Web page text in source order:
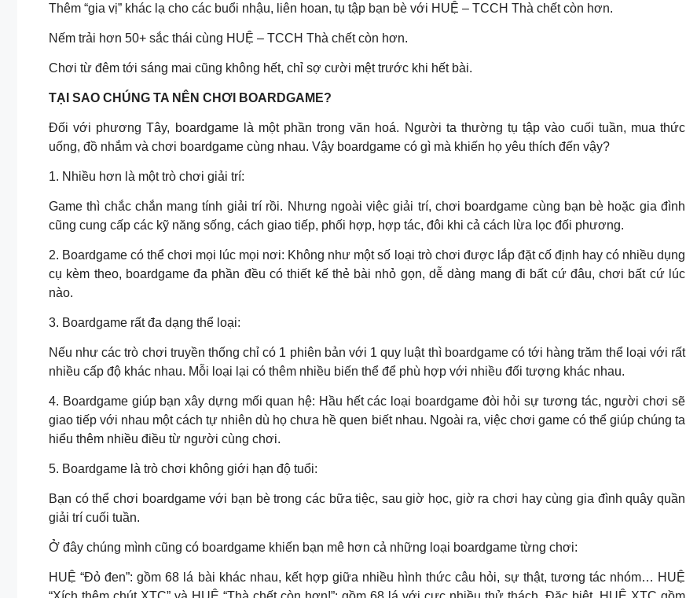
Thêm “gia vị” khác lạ cho các buổi nhậu, liên hoan, tụ tập bạn bè với HUỆ – TCCH Thà chết còn hơn.
Nếm trải hơn 50+ sắc thái cùng HUỆ – TCCH Thà chết còn hơn.
Chơi từ đêm tới sáng mai cũng không hết, chỉ sợ cười mệt trước khi hết bài.
TẠI SAO CHÚNG TA NÊN CHƠI BOARDGAME?
Đối với phương Tây, boardgame là một phần trong văn hoá. Người ta thường tụ tập vào cuối tuần, mua thức
uống, đồ nhắm và chơi boardgame cùng nhau. Vậy boardgame có gì mà khiến họ yêu thích đến vậy?
1. Nhiều hơn là một trò chơi giải trí:
Game thì chắc chắn mang tính giải trí rồi. Nhưng ngoài việc giải trí, chơi boardgame cùng bạn bè hoặc gia đình
cũng cung cấp các kỹ năng sống, cách giao tiếp, phối hợp, hợp tác, đôi khi cả cách lừa lọc đối phương.
2. Boardgame có thể chơi mọi lúc mọi nơi: Không như một số loại trò chơi được lắp đặt cố định hay có nhiều dụng
cụ kèm theo, boardgame đa phần đều có thiết kế thẻ bài nhỏ gọn, dễ dàng mang đi bất cứ đâu, chơi bất cứ lúc
nào.
3. Boardgame rất đa dạng thể loại:
Nếu như các trò chơi truyền thống chỉ có 1 phiên bản với 1 quy luật thì boardgame có tới hàng trăm thể loại với rất
nhiều cấp độ khác nhau. Mỗi loại lại có thêm nhiều biến thể để phù hợp với nhiều đối tượng khác nhau.
4. Boardgame giúp bạn xây dựng mối quan hệ: Hầu hết các loại boardgame đòi hỏi sự tương tác, người chơi sẽ
giao tiếp với nhau một cách tự nhiên dù họ chưa hề quen biết nhau. Ngoài ra, việc chơi game có thể giúp chúng ta
hiểu thêm nhiều điều từ người cùng chơi.
5. Boardgame là trò chơi không giới hạn độ tuổi:
Bạn có thể chơi boardgame với bạn bè trong các bữa tiệc, sau giờ học, giờ ra chơi hay cùng gia đình quây quần
giải trí cuối tuần.
Ở đây chúng mình cũng có boardgame khiến bạn mê hơn cả những loại boardgame từng chơi:
HUỆ “Đỏ đen”: gồm 68 lá bài khác nhau, kết hợp giữa nhiều hình thức câu hỏi, sự thật, tương tác nhóm… HUỆ